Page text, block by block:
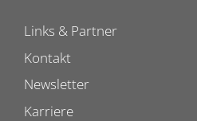
Links & Partner
Kontakt
Newsletter
Karriere